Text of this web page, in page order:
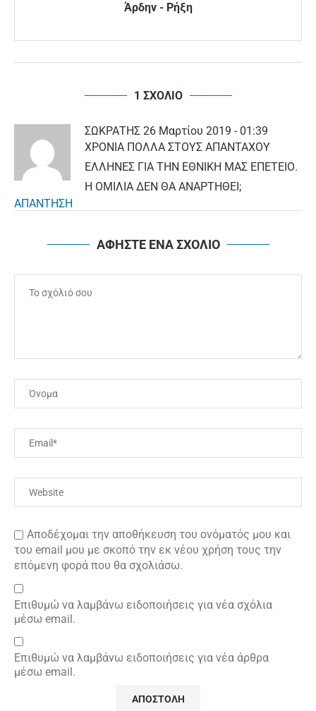
Άρδην - Ρήξη
1 ΣΧΟΛΙΟ
ΣΩΚΡΑΤΗΣ 26 Μαρτίου 2019 - 01:39
ΧΡΟΝΙΑ ΠΟΛΛΑ ΣΤΟΥΣ ΑΠΑΝΤΑΧΟΥ
ΕΛΛΗΝΕΣ ΓΙΑ ΤΗΝ ΕΘΝΙΚΗ ΜΑΣ ΕΠΕΤΕΙΟ.
Η ΟΜΙΛΙΑ ΔΕΝ ΘΑ ΑΝΑΡΤΗΘΕΙ;
ΑΠΑΝΤΗΣΗ
ΑΦΗΣΤΕ ΕΝΑ ΣΧΟΛΙΟ
Αποδέχομαι την αποθήκευση του ονόματός μου και
του email μου με σκοπό την εκ νέου χρήση τους την
επόμενη φορά που θα σχολιάσω.
Επιθυμώ να λαμβάνω ειδοποιήσεις για νέα σχόλια
μέσω email.
Επιθυμώ να λαμβάνω ειδοποιήσεις για νέα άρθρα
μέσω email.